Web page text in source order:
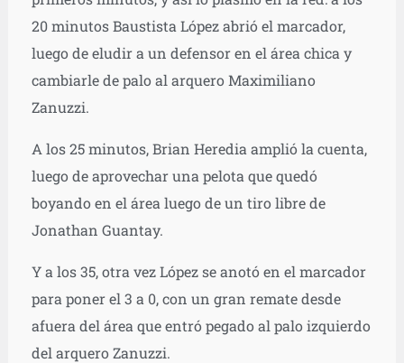
20 minutos Baustista López abrió el marcador,
luego de eludir a un defensor en el área chica y
cambiarle de palo al arquero Maximiliano
Zanuzzi.
A los 25 minutos, Brian Heredia amplió la cuenta,
luego de aprovechar una pelota que quedó
boyando en el área luego de un tiro libre de
Jonathan Guantay.
Y a los 35, otra vez López se anotó en el marcador
para poner el 3 a 0, con un gran remate desde
afuera del área que entró pegado al palo izquierdo
del arquero Zanuzzi.